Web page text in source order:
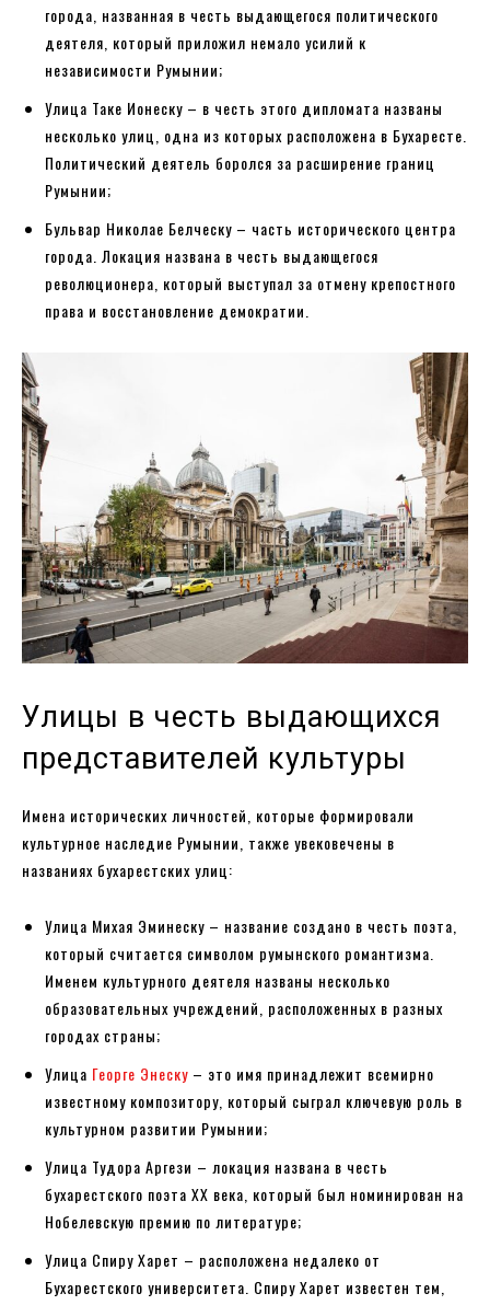
города, названная в честь выдающегося политического
деятеля, который приложил немало усилий к
независимости Румынии;
Улица Таке Ионеску – в честь этого дипломата названы
несколько улиц, одна из которых расположена в Бухаресте.
Политический деятель боролся за расширение границ
Румынии;
Бульвар Николае Белческу – часть исторического центра
города. Локация названа в честь выдающегося
революционера, который выступал за отмену крепостного
права и восстановление демократии.
Улицы в честь выдающихся
представителей культуры
Имена исторических личностей, которые формировали
культурное наследие Румынии, также увековечены в
названиях бухарестских улиц:
Улица Михая Эминеску – название создано в честь поэта,
который считается символом румынского романтизма.
Именем культурного деятеля названы несколько
образовательных учреждений, расположенных в разных
городах страны;
Улица Георге Энеску – это имя принадлежит всемирно
известному композитору, который сыграл ключевую роль в
культурном развитии Румынии;
Улица Тудора Аргези – локация названа в честь
бухарестского поэта ХХ века, который был номинирован на
Нобелевскую премию по литературе;
Улица Спиру Харет – расположена недалеко от
Бухарестского университета. Спиру Харет известен тем,